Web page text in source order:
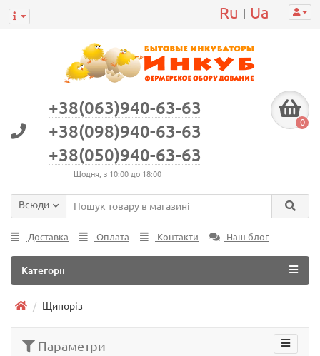
Ru | Ua
+38(063)940-63-63
+38(098)940-63-63
+38(050)940-63-63
Щодня, з 10:00 до 18:00
0
Всюди
Доставка Оплата Контакти Наш блог
Категорії
Щипоріз
Параметри